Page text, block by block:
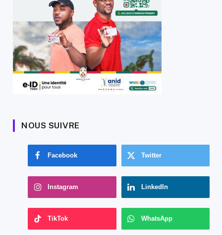
NOUS SUIVRE
Facebook Twitter
Instagram LinkedIn
TikTok WhatsApp